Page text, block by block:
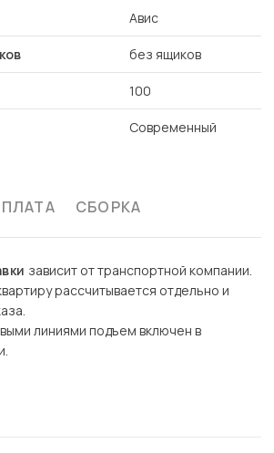
Авис
без ящиков
100
Современный
СБОРКА
зависит от транспортной компании.
рассчитывается отдельно и
линиями подъем включен в